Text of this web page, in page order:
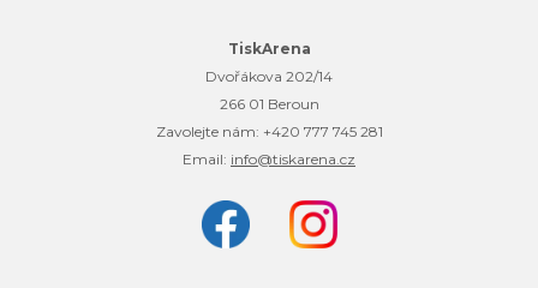
TiskArena
Dvořákova 202/14
266 01 Beroun
Zavolejte nám: +420 777 745 281
Email: info@tiskarena.cz